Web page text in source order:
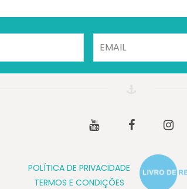
YoutubeFacebook
POLÍTICA DE PRIVACIDADE
TERMOS E CONDIÇÕES